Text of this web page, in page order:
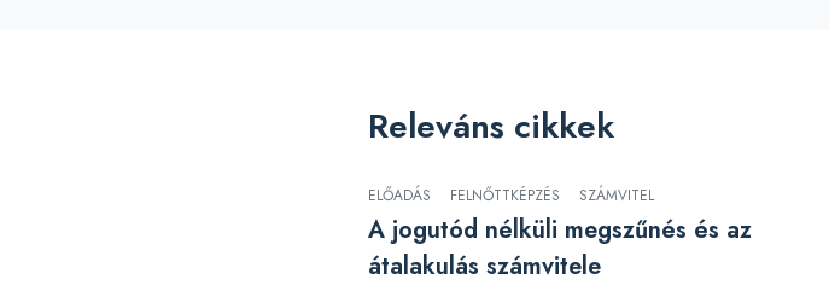
Releváns cikkek
ELŐADÁS FELNŐTTKÉPZÉS SZÁMVITEL
A jogutód nélküli megszűnés és az
átalakulás számvitele